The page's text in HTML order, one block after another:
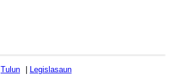
Tulun Legislasaun